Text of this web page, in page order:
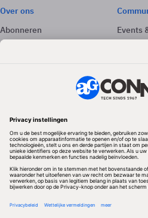
Over ons
Abonneren
Adverteren
Events
Volg ons
Redactionele partner